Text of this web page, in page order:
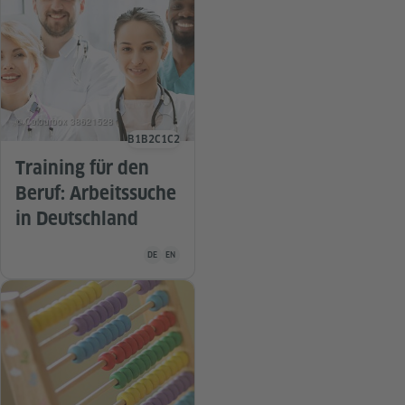
Training für den
Beruf: Arbeitssuche
in Deutschland
Unterrichtsmaterial ist in folgenden Sprachen
DE EN
© Colourbox 38621528
Sprachniveau
B1 B2C1C2